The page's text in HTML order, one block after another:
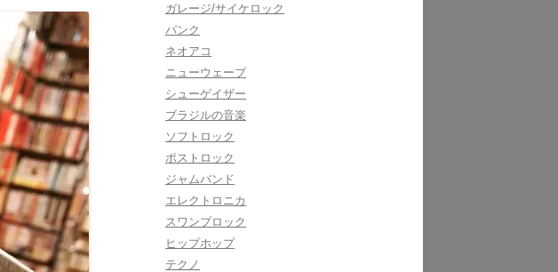
ガレージ/サイケロック
パンク
ネオアコ
ニューウェーブ
シューゲイザー
ブラジルの音楽
ソフトロック
ポストロック
ジャムバンド
エレクトロニカ
スワンプロック
ヒップホップ
テクノ